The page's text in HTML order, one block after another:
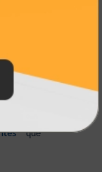
inovando
tecnologia
que